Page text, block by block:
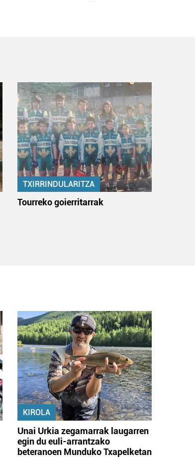
TXIRRINDULARITZA
Tourreko goierritarrak
KIROLA
Unai Urkia zegamarrak laugarren
egin du euli-arrantzako
beteranoen Munduko Txapelketan